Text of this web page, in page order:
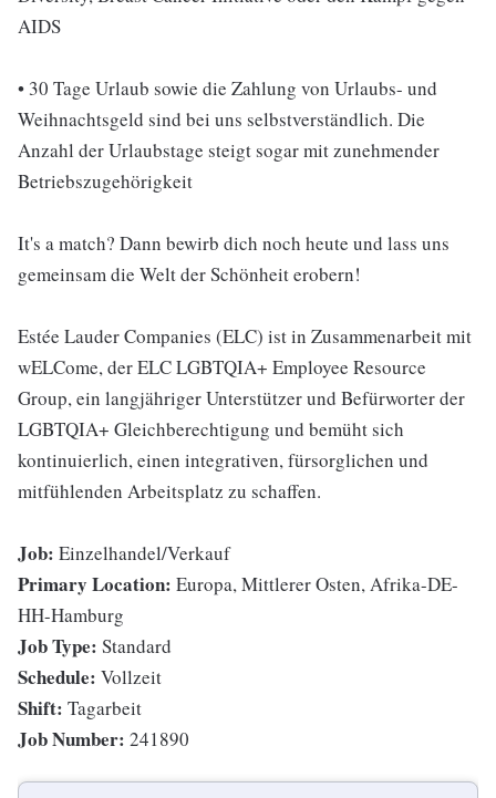
AIDS
• 30 Tage Urlaub sowie die Zahlung von Urlaubs- und
Weihnachtsgeld sind bei uns selbstverständlich. Die
Anzahl der Urlaubstage steigt sogar mit zunehmender
Betriebszugehörigkeit
It's a match? Dann bewirb dich noch heute und lass uns
gemeinsam die Welt der Schönheit erobern!
Estée Lauder Companies (ELC) ist in Zusammenarbeit mit
wELCome, der ELC LGBTQIA+ Employee Resource
Group, ein langjähriger Unterstützer und Befürworter der
LGBTQIA+ Gleichberechtigung und bemüht sich
kontinuierlich, einen integrativen, fürsorglichen und
mitfühlenden Arbeitsplatz zu schaffen.
Job: Einzelhandel/Verkauf
Primary Location: Europa, Mittlerer Osten, Afrika-DE-
HH-Hamburg
Job Type: Standard
Schedule: Vollzeit
Shift: Tagarbeit
Job Number: 241890